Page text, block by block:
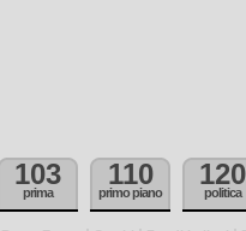
103
prima
110
primo piano
120
politica